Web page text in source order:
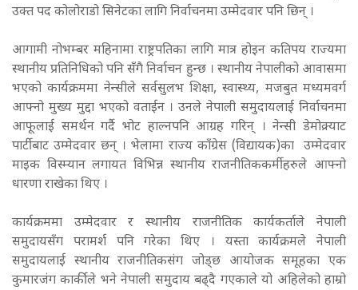
उक्त पद कोलोराडो सिनेटका लागि निर्वाचनमा उम्मेदवार पनि छिन् ।
आगामी नोभम्बर महिनामा राष्ट्रपतिका लागि मात्र होइन कतिपय राज्यमा
स्थानीय प्रतिनिधिको पनि सँगै निर्वाचन हुन्छ । स्थानीय नेपालीको आवासमा
भएको कार्यक्रममा नेन्सीले सर्वसुलभ शिक्षा, स्वास्थ्य, मजबुत मध्यमवर्ग
आफ्नो मुख्य मुद्दा भएको वताईन । उनले नेपाली समुदायलाई निर्वाचनमा
आफूलाई समर्थन गर्दै भोट हाल्नपनि आग्रह गरिन् । नेन्सी डेमोक्र्याट
पार्टीबाट उम्मेदवार छन् । भेलामा राज्य काँग्रेस (विद्यायक)का उम्मेदवार
माइक विस्म्यान लगायत विभिन्न स्थानीय राजनीतिककर्मीहरुले आफ्नो
धारणा राखेका थिए ।
कार्यक्रममा उम्मेदवार र स्थानीय राजनीतिक कार्यकर्ताले नेपाली
समुदायसँग परामर्श पनि गरेका थिए । यस्ता कार्यक्रमले नेपाली
समुदायलाई स्थानीय राजनीतिकसंग जोड्छ आयोजक समूहका एक
कुमारजंग कार्कीले भने नेपाली समुदाय बढ्दै गएकाले यो अहिलेको हाम्रो